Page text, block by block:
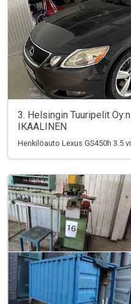
3. Helsingin Tuuripelit
IKAALINEN
Henkilöauto Lexus GS450h 3.5